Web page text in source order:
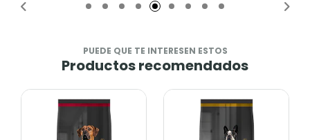
PUEDE QUE TE INTERESEN ESTOS
Productos recomendados